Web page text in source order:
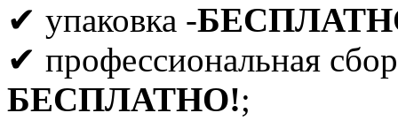
✔ упаковка -
✔ профессиональная
БЕСПЛАТНО!;